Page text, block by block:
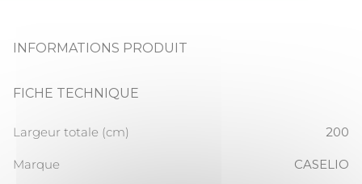
INFORMATIONS PRODUIT
FICHE TECHNIQUE
Largeur totale (cm) 200
Marque CASELIO